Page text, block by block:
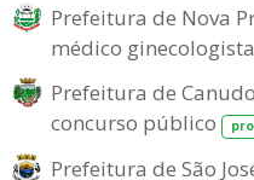
Prefeitura de Nova
médico
Prefeitura de
concurso público
Prefeitura de São